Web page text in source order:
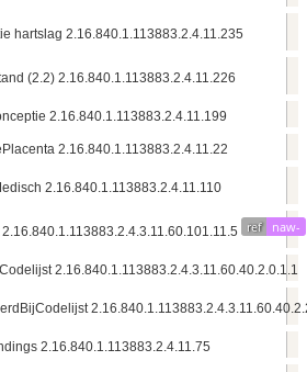
hartslag 2.16.840.1.113883.2.4.11.235
(2.2) 2.16.840.1.113883.2.4.11.226
2.16.840.1.113883.2.4.11.199
2.16.840.1.113883.2.4.11.22
2.16.840.1.113883.2.4.11.110
ref naw-
2.16.840.1.113883.2.4.3.11.60.40.2.0.1.1
2.16.840.1.113883.2.4.11.75